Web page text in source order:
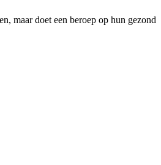
maar doet een beroep op hun gezond